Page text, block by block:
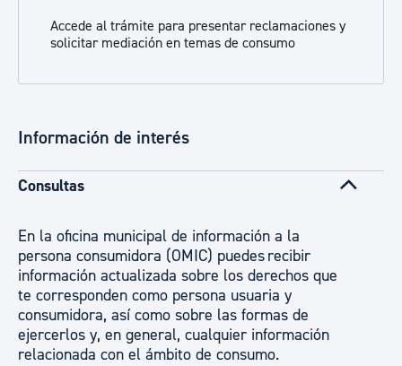
Accede al trámite para presentar reclamaciones y
solicitar mediación en temas de consumo
Información de interés
Consultas
En la oficina municipal de información a la
persona consumidora (OMIC) puedes recibir
información actualizada sobre los derechos que
te corresponden como persona usuaria y
consumidora, así como sobre las formas de
ejercerlos y, en general, cualquier información
relacionada con el ámbito de consumo.